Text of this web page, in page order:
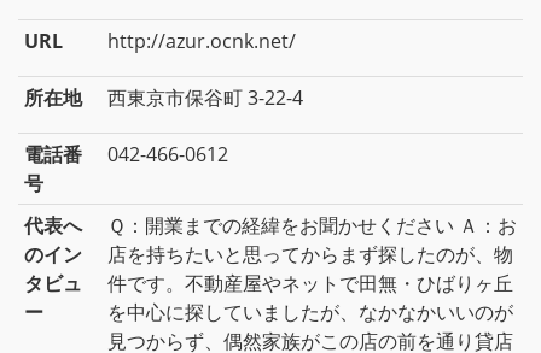
URL http://azur.ocnk.net/
所在地 西東京市保谷町 3-22-4
電話番
号
042-466-0612
代表へ
のイン
タビュ
ー
Ｑ：開業までの経緯をお聞かせください Ａ：お
店を持ちたいと思ってからまず探したのが、物
件です。不動産屋やネットで田無・ひばりヶ丘
を中心に探していましたが、なかなかいいのが
見つからず、偶然家族がこの店の前を通り貸店